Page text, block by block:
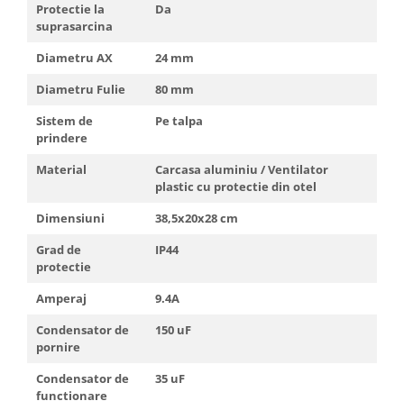
Protectie la
suprasarcina
Da
Diametru AX
24 mm
Diametru Fulie
80 mm
Sistem de
prindere
Pe talpa
Material
Carcasa aluminiu / Ventilator
plastic cu protectie din otel
Dimensiuni
38,5x20x28 cm
Grad de
protectie
IP44
Amperaj
9.4A
Condensator de
pornire
150 uF
Condensator de
functionare
35 uF